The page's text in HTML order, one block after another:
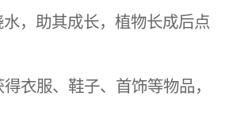
，助其成长，植物长成后点
衣服、鞋子、首饰等物品，